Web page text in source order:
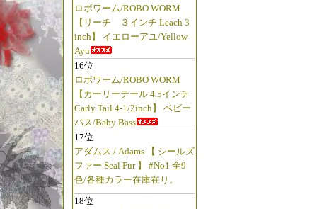
ロボワーム/ROBO WORM
【リーチ ３インチ Leach 3
inch】 イエローアユ/Yellow
Ayu
16位
ロボワーム/ROBO WORM
【カーリーテール 4.5インチ
Carly Tail 4-1/2inch】 ベビー
バス/Baby Bass
17位
アダムス / Adams 【 シールズ
ファー Seal Fur 】 #No1 全9
色/各種カラー在庫在り。
18位